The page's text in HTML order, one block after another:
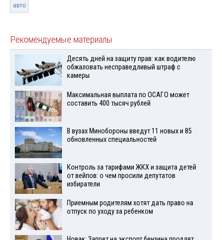
авто
Рекомендуемые материалы
Десять дней на защиту прав: как водителю
обжаловать несправедливый штраф с
камеры
Максимальная выплата по ОСАГО может
составить 400 тысяч рублей
В вузах Минобороны введут 11 новых и 85
обновленных специальностей
Контроль за тарифами ЖКХ и защита детей
от вейпов: о чем просили депутатов
избиратели
Приемным родителям хотят дать право на
отпуск по уходу за ребенком